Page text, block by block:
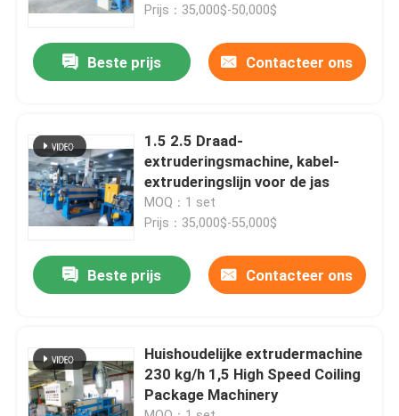
Video's
Over ons
Kwaliteitscontrole
Vraag een offerte
Cable Extruder Machine
Draadtrekkers
Prijs：35,000$-50,000$
Beste prijs Contacteer ons
1.5 2.5 Draad-
extruderingsmachine, kabel-
extruderingslijn voor de jas
MOQ：1 set
Prijs：35,000$-55,000$
Beste prijs Contacteer ons
Huishoudelijke extrudermachine
230 kg/h 1,5 High Speed Coiling
Package Machinery